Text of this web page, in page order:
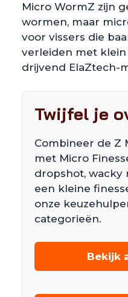
Micro WormZ zijn
wormen, maar
voor vissers die
verleiden met klein
drijvend ElaZtech-
Twijfel je
Combineer de Z
met Micro
dropshot, wacky
een kleine
onze
categorieën.
Bekijk